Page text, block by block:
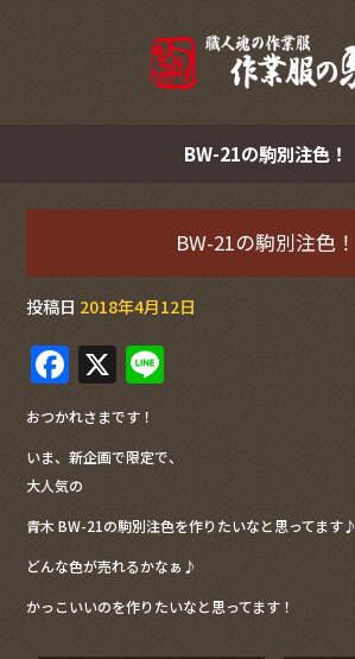
BW-21の駒別注色！
BW-21の駒別注色！
投稿日 2018年4月12日
F
a
c
e
b
o
o
k
X
e
おつかれさまです！
いま、新企画で限定で、
大人気の
青木 BW-21の駒別注色を作りたいなと思ってます♪
どんな色が売れるかなぁ♪
かっこいいのを作りたいなと思ってます！